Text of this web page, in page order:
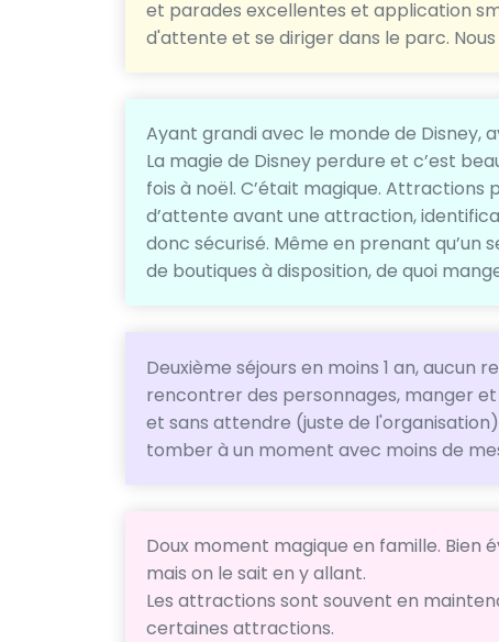
et parades excellentes et application
d'attente et se diriger dans le parc.
Ayant grandi avec le monde de Disney,
La magie de Disney perdure et c’est
fois à noël. C’était magique.
d’attente avant une attraction,
donc sécurisé. Même en prenant qu’un
de boutiques à disposition, de quoi
Deuxième séjours en moins 1 an, aucun
rencontrer des personnages, manger
et sans attendre (juste de
tomber à un moment avec moins de
Doux moment magique en famille.
mais on le sait en y allant.
Les attractions sont souvent en
certaines attractions.